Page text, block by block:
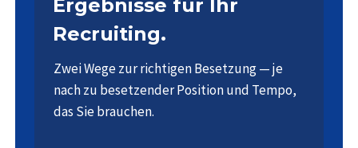
Ergebnisse für Ihr
Recruiting.
Zwei Wege zur richtigen Besetzung — je
nach zu besetzender Position und Tempo,
das Sie brauchen.